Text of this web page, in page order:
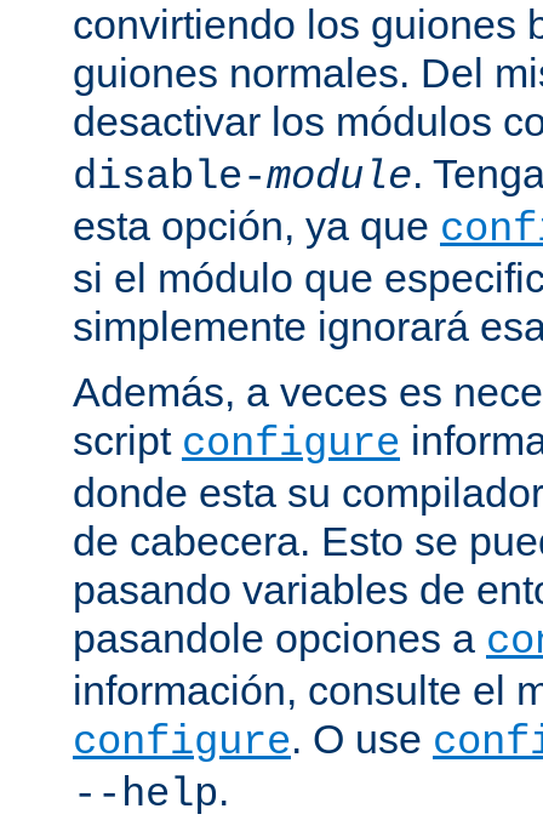
convirtiendo los guiones
guiones normales. Del
desactivar los módulos
disable-module.
esta opción, ya que
si el módulo que
simplemente ignorará
Además, a veces es
script configure
donde esta su
de cabecera. Esto se
pasando variables de
pasandole opciones a
información, consulte el
configure. O use
--help.